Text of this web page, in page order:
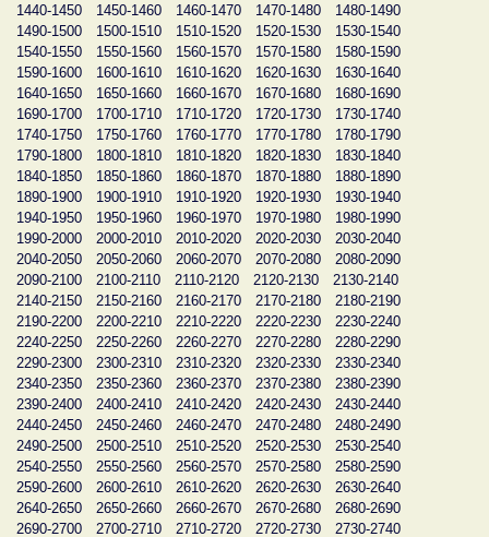
1440-1450
1450-1460 1460-1470 1470-1480
1480-1490
1490-1500
1500-1510 1510-1520 1520-1530
1530-1540
1540-1550
1550-1560 1560-1570 1570-1580
1580-1590
1590-1600
1600-1610 1610-1620 1620-1630
1630-1640
1640-1650
1650-1660 1660-1670 1670-1680
1680-1690
1690-1700
1700-1710 1710-1720 1720-1730
1730-1740
1740-1750
1750-1760 1760-1770 1770-1780
1780-1790
1790-1800
1800-1810 1810-1820 1820-1830
1830-1840
1840-1850
1850-1860 1860-1870 1870-1880
1880-1890
1890-1900
1900-1910 1910-1920 1920-1930
1930-1940
1940-1950
1950-1960 1960-1970 1970-1980
1980-1990
1990-2000
2000-2010 2010-2020 2020-2030
2030-2040
2040-2050
2050-2060 2060-2070 2070-2080
2080-2090
2090-2100
2100-2110 2110-2120 2120-2130
2130-2140
2140-2150
2150-2160 2160-2170 2170-2180
2180-2190
2190-2200
2200-2210 2210-2220 2220-2230
2230-2240
2240-2250
2250-2260 2260-2270 2270-2280
2280-2290
2290-2300
2300-2310 2310-2320 2320-2330
2330-2340
2340-2350
2350-2360 2360-2370 2370-2380
2380-2390
2390-2400
2400-2410 2410-2420 2420-2430
2430-2440
2440-2450
2450-2460 2460-2470 2470-2480
2480-2490
2490-2500
2500-2510 2510-2520 2520-2530
2530-2540
2540-2550
2550-2560 2560-2570 2570-2580
2580-2590
2590-2600
2600-2610 2610-2620 2620-2630
2630-2640
2640-2650
2650-2660 2660-2670 2670-2680
2680-2690
2690-2700
2700-2710 2710-2720 2720-2730
2730-2740